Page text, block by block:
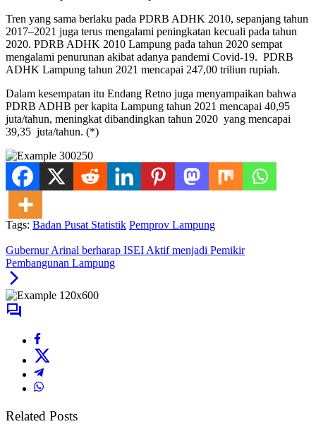
Tren yang sama berlaku pada PDRB ADHK 2010, sepanjang tahun
2017–2021 juga terus mengalami peningkatan kecuali pada tahun
2020. PDRB ADHK 2010 Lampung pada tahun 2020 sempat
mengalami penurunan akibat adanya pandemi Covid-19. PDRB
ADHK Lampung tahun 2021 mencapai 247,00 triliun rupiah.
Dalam kesempatan itu Endang Retno juga menyampaikan bahwa
PDRB ADHB per kapita Lampung tahun 2021 mencapai 40,95
juta/tahun, meningkat dibandingkan tahun 2020 yang mencapai
39,35 juta/tahun. (*)
Tags: Badan Pusat Statistik Pemprov Lampung
Gubernur Arinal berharap ISEI Aktif menjadi Pemikir
Pembangunan Lampung
Related Posts